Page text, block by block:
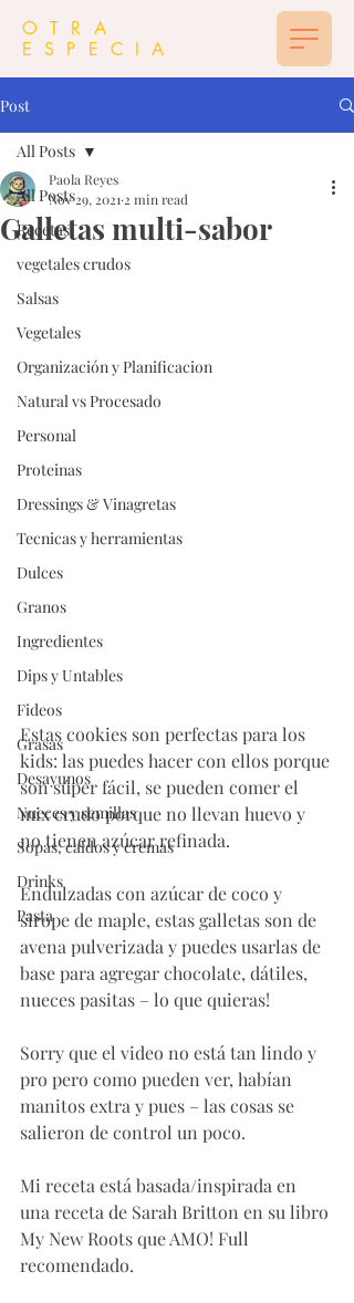
OTRA
ESPECIA
Post
All Posts
Recetas
vegetales crudos
Salsas
Vegetales
Organización y Planificacion
Natural vs Procesado
Personal
Proteinas
Dressings & Vinagretas
Tecnicas y herramientas
Dulces
Granos
Ingredientes
Dips y Untables
Fideos
Grasas
Desayunos
Nueces y semillas
Sopas, caldos y cremas
Drinks
Pasta
All Posts
Galletas multi-sabor
Paola Reyes
Nov 29, 2021 2 min read
Estas cookies son perfectas para los
kids: las puedes hacer con ellos porque
son súper fácil, se pueden comer el
mix crudo porque no llevan huevo y
no tienen azúcar refinada.
Endulzadas con azúcar de coco y
sirope de maple, estas galletas son de
avena pulverizada y puedes usarlas de
base para agregar chocolate, dátiles,
nueces pasitas – lo que quieras!
Sorry que el video no está tan lindo y
pro pero como pueden ver, habían
manitos extra y pues – las cosas se
salieron de control un poco.
Mi receta está basada/inspirada en
una receta de Sarah Britton en su libro
My New Roots que AMO! Full
recomendado.